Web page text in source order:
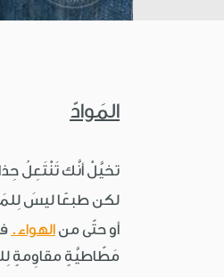
المَوادّ
تخيَّلْ أنَّك تَنْتَعِلُ
لكن طبعًا ليسَ
أو حتّى من الهواء.
مَطّاطيَّةٍ مقاوِمةٍ